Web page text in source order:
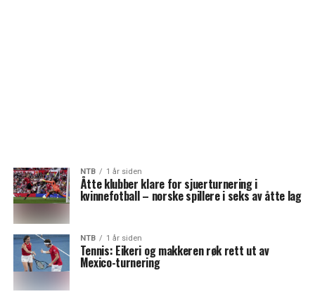
NTB 1 år siden
Åtte klubber klare for sjuerturnering i
kvinnefotball – norske spillere i seks av åtte lag
NTB 1 år siden
Tennis: Eikeri og makkeren røk rett ut av
Mexico-turnering